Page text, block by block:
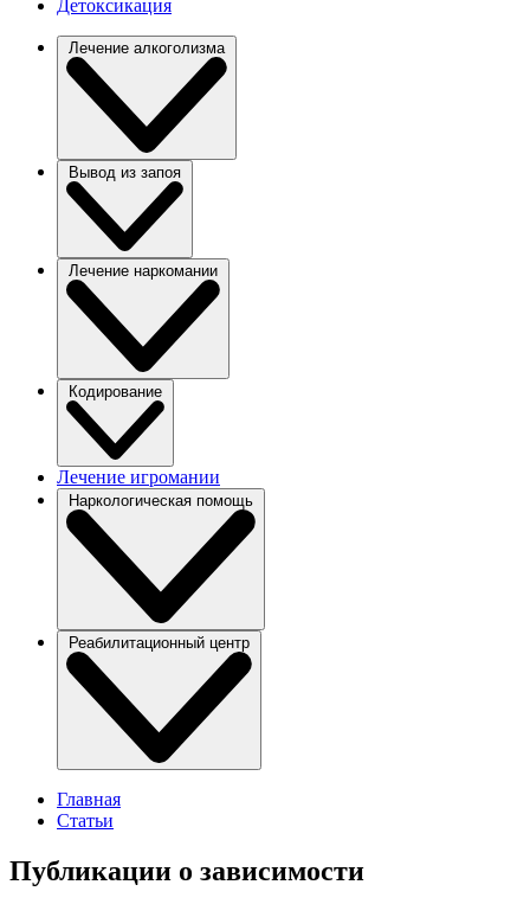
Детоксикация
Лечение алкоголизма
Вывод из запоя
Лечение наркомании
Кодирование
Лечение игромании
Наркологическая помощь
Реабилитационный центр
Главная
Статьи
Публикации о зависимости